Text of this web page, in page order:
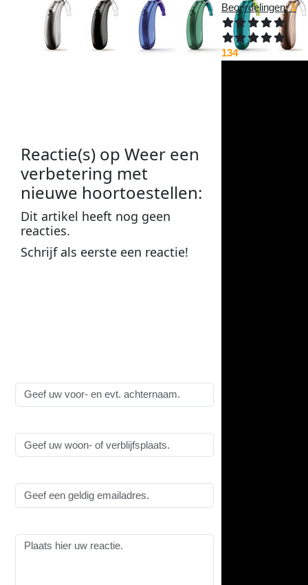
Reactie(s) opWeer een
verbetering met
nieuwe hoortoestellen:
Ditartikel heeft nog geen
reacties.
Schrijf als eerste een reactie!
Beoordelingen:1
134